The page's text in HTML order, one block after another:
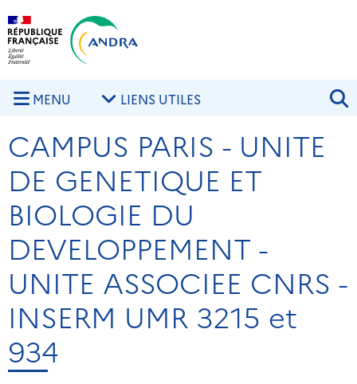
Aller au contenu principal
MENU LIENS UTILES
CAMPUS PARIS - UNITE
DE GENETIQUE ET
BIOLOGIE DU
DEVELOPPEMENT -
UNITE ASSOCIEE CNRS -
INSERM UMR 3215 et
934